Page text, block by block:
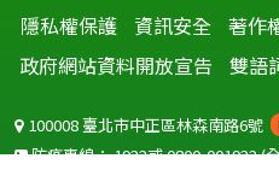
隱私權保護 資訊安全 著作
政府網站資料開放宣告
雙語
100008 臺北市中正區林森南路6號
防疫專線：1922或0800-001922(